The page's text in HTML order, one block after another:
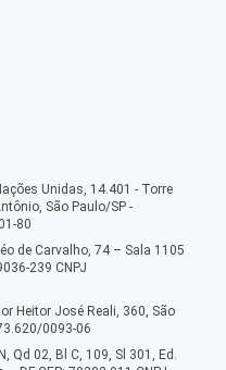
Unidas, 14.401 - Torre
São Paulo/SP -
80
de Carvalho, 74 – Sala 1105
239 CNPJ
Heitor José Reali, 360, São
0093-06
Qd 02, Bl C, 109, Sl 301, Ed.